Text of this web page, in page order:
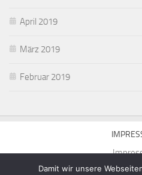
April 2019
März 2019
Februar 2019
Damit wir unsere